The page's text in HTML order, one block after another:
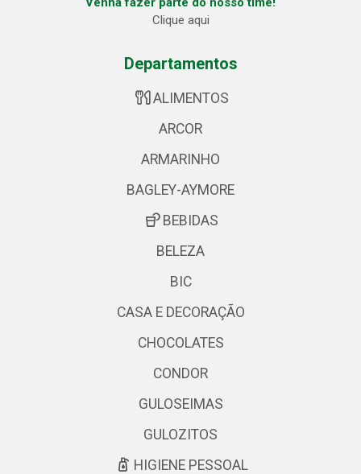
Clique aqui
Departamentos
ALIMENTOS
ARCOR
ARMARINHO
BAGLEY-AYMORE
BEBIDAS
BELEZA
BIC
CASA E DECORAÇÃO
CHOCOLATES
CONDOR
GULOSEIMAS
GULOZITOS
HIGIENE PESSOAL